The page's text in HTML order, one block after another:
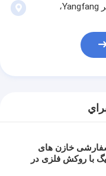
پارک صنعتی Jidong، Qianbaihujian، شهر Yangfang،
خازن های
با روکش فلزی در